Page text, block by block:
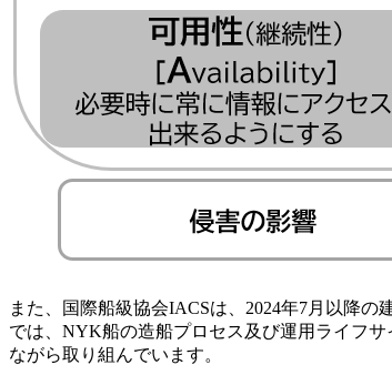
また、国際船級協会IACSは、2024年7月以降
では、NYK船の造船プロセス及び運用ライフ
ながら取り組んでいます。